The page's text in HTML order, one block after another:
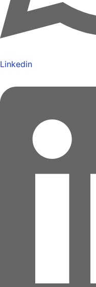
Linkedin